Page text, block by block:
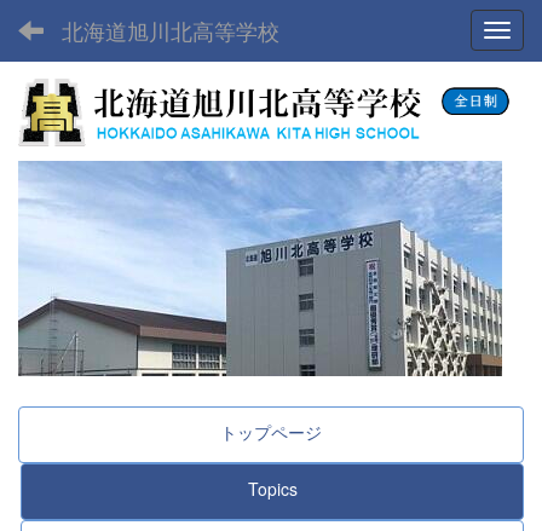
北海道旭川北高等学校
トップページ
Topics